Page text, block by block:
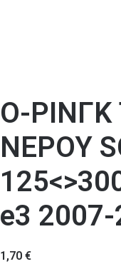
Ο-
ΝΕΡΟΥ
e3
1,70 €